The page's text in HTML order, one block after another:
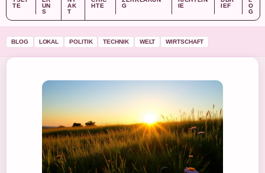
TE
UN
S
AK
T
HTE
G
IE
IEF
O
G
BLOG LOKAL POLITIK TECHNIK WELT WIRTSCHAFT